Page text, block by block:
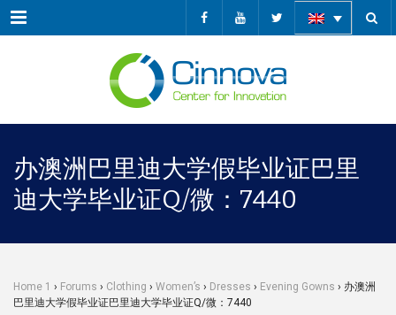
Menu
办澳洲巴里迪大学假毕业证巴里
迪大学毕业证Q/微：7440
Home 1 › Forums › Clothing › Women’s › Dresses › Evening Gowns › 办澳洲
巴里迪大学假毕业证巴里迪大学毕业证Q/微：7440